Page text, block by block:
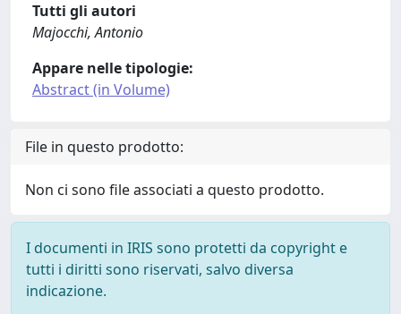
Tutti gli autori
Majocchi, Antonio
Appare nelle tipologie:
Abstract (in Volume)
File in questo prodotto:
Non ci sono file associati a questo prodotto.
I documenti in IRIS sono protetti da copyright e
tutti i diritti sono riservati, salvo diversa
indicazione.